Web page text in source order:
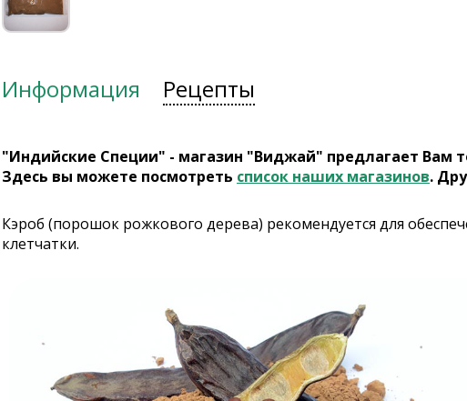
Информация Рецепты
"Индийские Специи" - магазин "Виджай" предлагает Вам
Здесь вы можете посмотреть список наших магазинов.
Кэроб (порошок рожкового дерева) рекомендуется для
клетчатки.